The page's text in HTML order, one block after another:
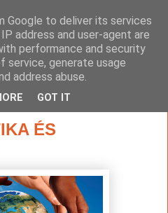
ÉS
Google to deliver its services
address and user-agent are
performance and security
service, generate usage
address abuse.
GOT IT